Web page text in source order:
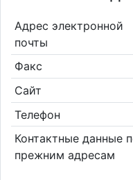
Адрес электронной
почты
Факс
Сайт
Телефон
Контактные данные
прежним адресам